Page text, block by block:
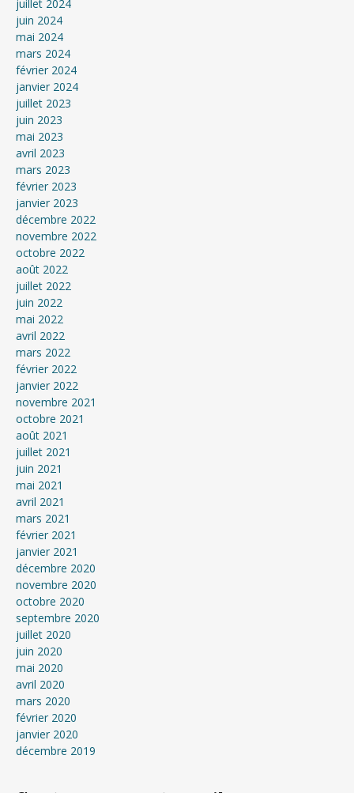
juillet 2024
juin 2024
mai 2024
mars 2024
février 2024
janvier 2024
juillet 2023
juin 2023
mai 2023
avril 2023
mars 2023
février 2023
janvier 2023
décembre 2022
novembre 2022
octobre 2022
août 2022
juillet 2022
juin 2022
mai 2022
avril 2022
mars 2022
février 2022
janvier 2022
novembre 2021
octobre 2021
août 2021
juillet 2021
juin 2021
mai 2021
avril 2021
mars 2021
février 2021
janvier 2021
décembre 2020
novembre 2020
octobre 2020
septembre 2020
juillet 2020
juin 2020
mai 2020
avril 2020
mars 2020
février 2020
janvier 2020
décembre 2019